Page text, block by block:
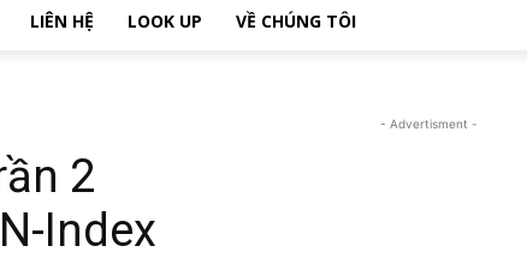
LIÊN HỆ LOOK UP VỀ CHÚNG TÔI
2
Index
- Advertisment -